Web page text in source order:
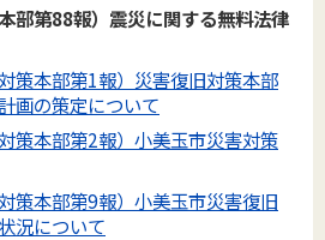
部第88報）震災に関する無料法律
策本部第1報）災害復旧対策本部
画の策定について
策本部第2報）小美玉市災害対策
策本部第9報）小美玉市災害復旧
況について